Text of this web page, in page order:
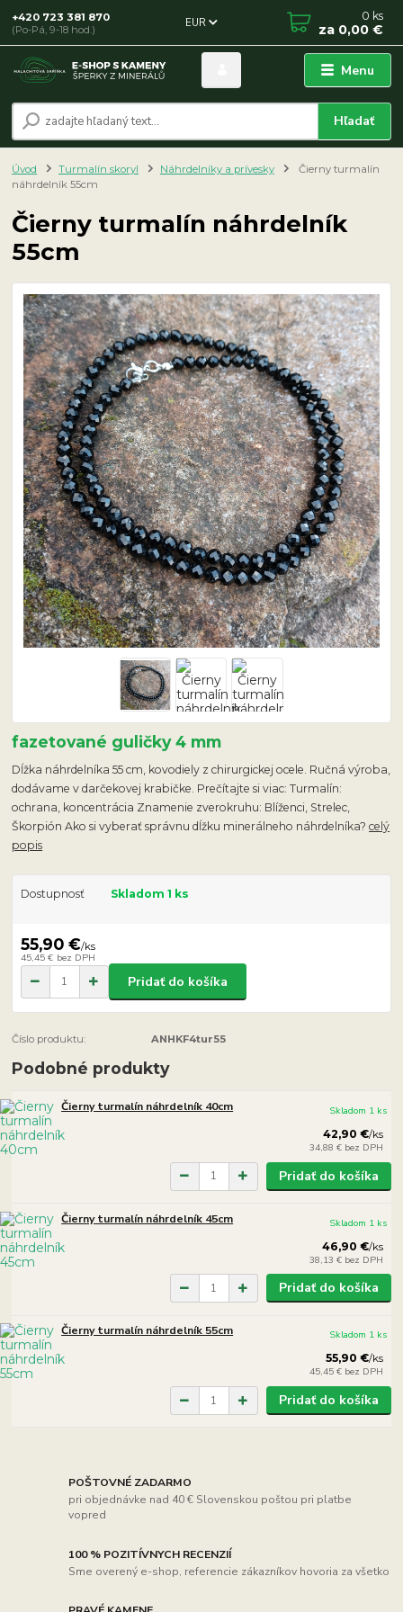
Menu
EUR
Hľadať
+420 723 381 870
(Po-Pá, 9-18 hod.)
0 ks
za 0,00 €
Úvod Turmalín skoryl Náhrdelníky a prívesky
Čierny turmalín
náhrdelník 55cm
Čierny turmalín náhrdelník
55cm
fazetované guličky 4 mm
Dĺžka náhrdelníka 55 cm, kovodiely z chirurgickej ocele. Ručná výroba,
dodávame v darčekovej krabičke. Prečítajte si viac: Turmalín:
ochrana, koncentrácia Znamenie zverokruhu: Blíženci, Strelec,
Škorpión Ako si vyberať správnu dĺžku minerálneho náhrdelníka?celý
popis
Dostupnosť Skladom 1 ks
55,90 €/ks
45,45 € bez DPH
Pridať do košíka
Číslo produktu: ANHKF4tur55
Podobné produkty
Čierny turmalín náhrdelník 40cm
42,90 €/ks
34,88 € bez DPH
Skladom 1 ks
Pridať do košíka
Čierny turmalín náhrdelník 45cm
46,90 €/ks
38,13 € bez DPH
Skladom 1 ks
Pridať do košíka
Čierny turmalín náhrdelník 55cm
55,90 €/ks
45,45 € bez DPH
Skladom 1 ks
Pridať do košíka
POŠTOVNÉ ZADARMO
pri objednávke nad 40 € Slovenskou poštou pri platbe
vopred
100 % POZITÍVNYCH RECENZIÍ
Sme overený e-shop, referencie zákazníkov hovoria za všetko